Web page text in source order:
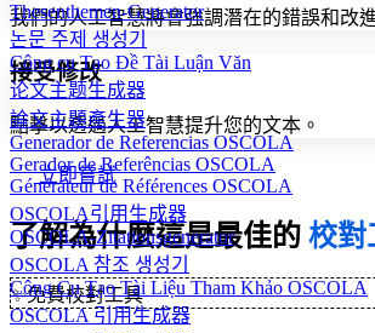
Thesenthemen-Generator
논문 주제 생성기
Công cụ Tạo Đề Tài Luận Văn
论文主题生成器
論文主題產生器
Generador de Referencias OSCOLA
Gerador de Referências OSCOLA
Générateur de Références OSCOLA
OSCOLA引用生成器
OSCOLA-Zitationsgenerator
OSCOLA 참조 생성기
Công Cụ Tạo Tài Liệu Tham Khảo OSCOLA
OSCOLA 引用生成器
我們的人工智慧將會強調潛在的錯誤和改
接受修改
點擊以透過人工智慧提升您的文本。
立即嘗試
了解為什麼這是最佳的 校對
✨免費校對工具